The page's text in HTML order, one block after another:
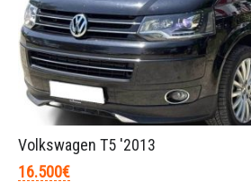
Volkswagen T5 '2013
16.500€